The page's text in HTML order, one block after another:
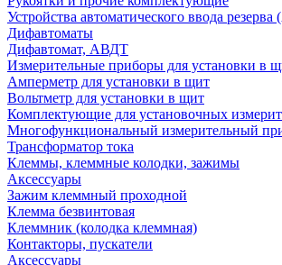
Устройства автоматического ввода
Дифавтоматы
Дифавтомат, АВДТ
Измерительные приборы для установки в
Амперметр для установки в щит
Вольтметр для установки в щит
Комплектующие для установочных
Многофункциональный измерительный
Трансформатор тока
Клеммы, клеммные колодки, зажимы
Аксессуары
Зажим клеммный проходной
Клемма безвинтовая
Клеммник (колодка клеммная)
Контакторы, пускатели
Аксессуары